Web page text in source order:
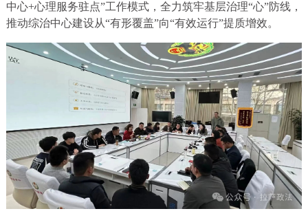
中心+心理服务驻点”工作模式，全力筑牢基层治理“心”防线，
推动综治中心建设从“有形覆盖”向“有效运行”提质增效。